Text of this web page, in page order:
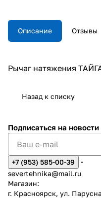
Описание Отзывы
Рычаг натяжения
Назад к списку
Подписаться на
+7 (953) 585-00-39
severtehnika@mail.ru
Магазин:
г. Красноярск, ул.